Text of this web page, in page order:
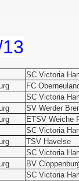
SC Victoria
FC
SC Victoria
SV Werder
ETSV Weiche
SC Victoria
TSV Havelse
SC Victoria
BV
SC Victoria